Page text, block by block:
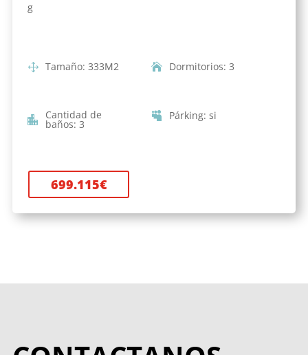
g
Tamaño: 333M2 Dormitorios: 3
Cantidad de
baños: 3
Párking: si
699.115€